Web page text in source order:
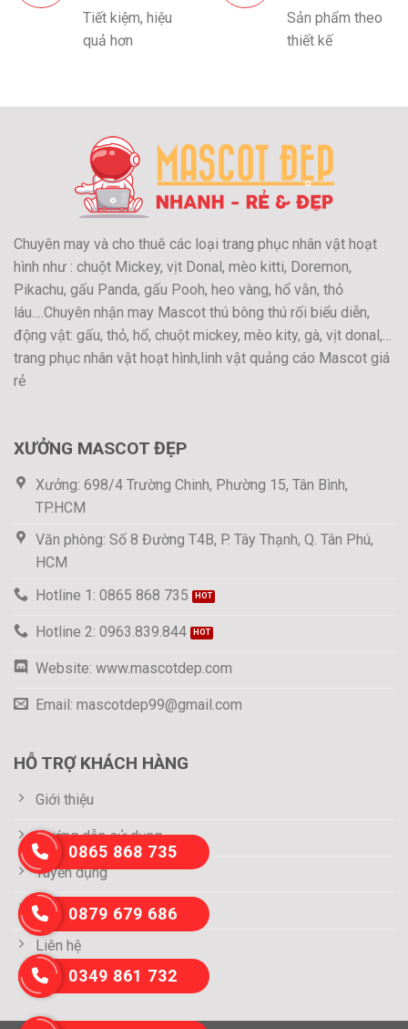
Tiết kiệm, hiệu
quả hơn
Sản phẩm theo
thiết kế
Chuyên may và cho thuê các loại trang phục nhân vật hoạt
hình như : chuột Mickey, vịt Donal, mèo kitti, Doremon,
Pikachu, gấu Panda, gấu Pooh, heo vàng, hổ vằn, thỏ
láu….Chuyên nhận may Mascot thú bông thú rối biểu diễn,
động vật: gấu, thỏ, hổ, chuột mickey, mèo kity, gà, vịt donal,…
trang phục nhân vật hoạt hình,linh vật quảng cáo Mascot giá
rẻ
XƯỞNG MASCOT ĐẸP
Xưởng: 698/4 Trường Chinh, Phường 15, Tân Bình,
TP.HCM
Văn phòng: Số 8 Đường T4B, P. Tây Thạnh, Q. Tân Phú,
HCM
Hotline 1: 0865 868 735
Hotline 2: 0963.839.844
Website: www.mascotdep.com
Email: mascotdep99@gmail.com
HỖ TRỢ KHÁCH HÀNG
Giới thiệu
Hướng dẫn sử dụng
Tuyển dụng
Thông tin thanh toán
Liên hệ
0865 868 735
0879 679 686
0349 861 732